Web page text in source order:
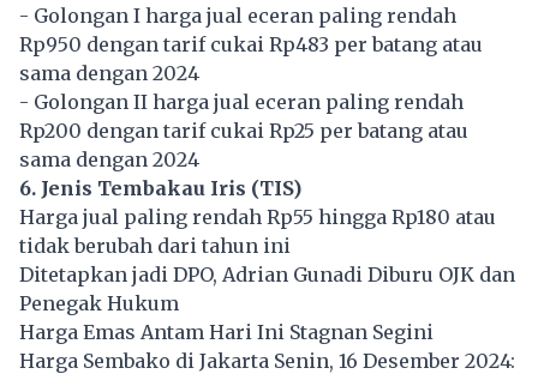
- Golongan I harga jual eceran paling rendah
Rp950 dengan tarif cukai Rp483 per batang atau
sama dengan 2024
- Golongan II harga jual eceran paling rendah
Rp200 dengan tarif cukai Rp25 per batang atau
sama dengan 2024
6. Jenis Tembakau Iris (TIS)
Harga jual paling rendah Rp55 hingga Rp180 atau
tidak berubah dari tahun ini
Ditetapkan jadi DPO, Adrian Gunadi Diburu OJK dan
Penegak Hukum
Harga Emas Antam Hari Ini Stagnan Segini
Harga Sembako di Jakarta Senin, 16 Desember 2024: